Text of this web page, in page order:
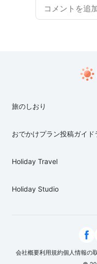
ば、気さくで楽
ら"下北ハシゴ酒
旅のしおり
おでかけプラン投稿ガイド
Holiday Travel
Holiday Studio
会社概要利用規約個人情報の